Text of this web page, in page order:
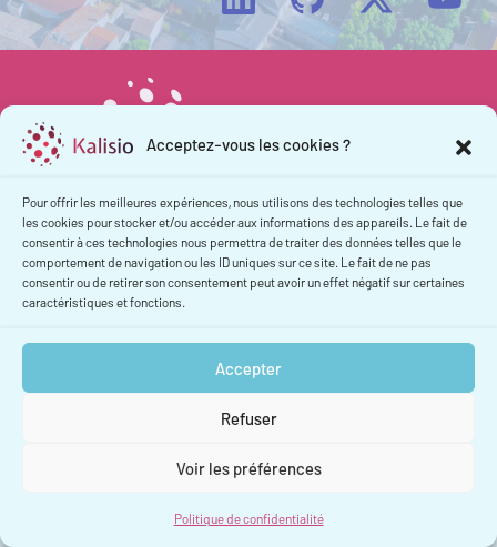
Acceptez-vous les cookies ?
Pour offrir les meilleures expériences, nous utilisons des technologies telles que
les cookies pour stocker et/ou accéder aux informations des appareils. Le fait de
consentir à ces technologies nous permettra de traiter des données telles que le
comportement de navigation ou les ID uniques sur ce site. Le fait de ne pas
consentir ou de retirer son consentement peut avoir un effet négatif sur certaines
caractéristiques et fonctions.
Accepter
Refuser
Voir les préférences
Politique de confidentialité
Politique de confidentialité
Mentions légales
© 2026 Kalisio | Cartographie géospatiale open source